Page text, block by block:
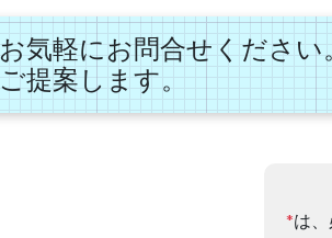
お気軽にお問合せくださ
ご提案します。
*は、